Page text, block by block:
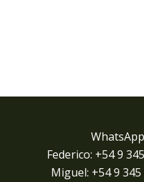
Federico: +54 9
Miguel: +54 9 345